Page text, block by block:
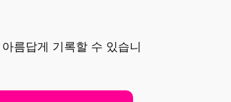
름답게 기록할 수 있습니